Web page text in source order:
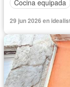
Cocina equipada
29 jun 2026 en